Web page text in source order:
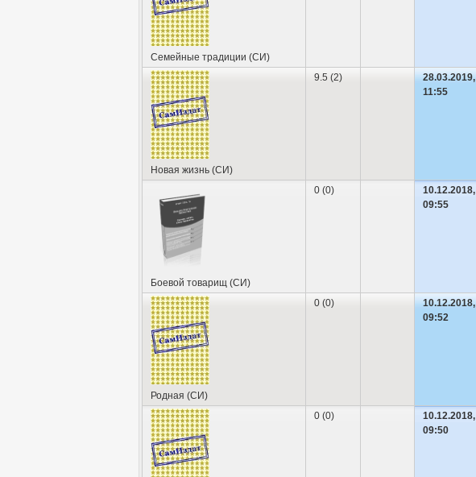
Семейные традиции (СИ)
Новая жизнь (СИ)
9.5 (2)
28.03.2019,
11:55
Боевой товарищ (СИ)
0 (0)
10.12.2018,
09:55
Родная (СИ)
0 (0)
10.12.2018,
09:52
0 (0)
10.12.2018,
09:50